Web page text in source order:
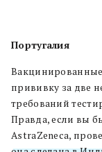
Португалия
прививку за две
требований
Правда, если вы
AstraZeneca,